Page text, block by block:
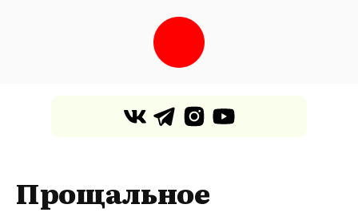
Прощальное